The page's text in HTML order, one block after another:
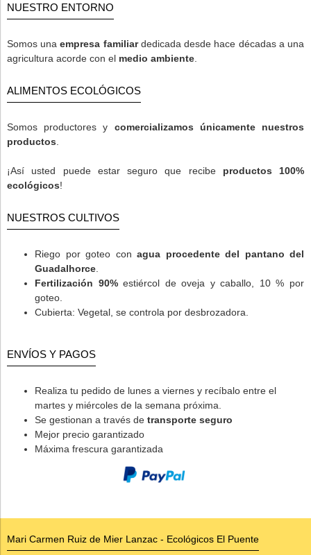
NUESTRO ENTORNO
Somos unaempresa familiardedicada desde hace décadas a una
agricultura acorde con el medio ambiente
ALIMENTOS ECOLÓGICOS
Somos productores y comercializamos únicamente nuestros
productos
¡Así usted puede estar seguro que recibe productos 100%
ecológicos!
NUESTROS CULTIVOS
Riego por goteo con agua procedente del pantano del
Guadalhorce
Fertilización 90%estiércol de oveja y caballo, 10 % por
goteo.
Cubierta: Vegetal, se controla por desbrozadora.
ENVÍOS Y PAGOS
Realiza tu pedido de lunes a viernes y recíbalo entre el
martes y miércoles de la semana próxima.
Se gestionan a través de transporte seguro
Mejor precio garantizado
Máxima frescura garantizada
Mari Carmen Ruiz de Mier Lanzac - Ecológicos El Puente